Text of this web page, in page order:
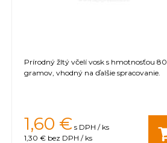
Prírodný žltý včelí vosk s hmotnosťou 80
gramov, vhodný na ďalšie spracovanie.
1,60 € s DPH / ks
1,30 € bez DPH / ks